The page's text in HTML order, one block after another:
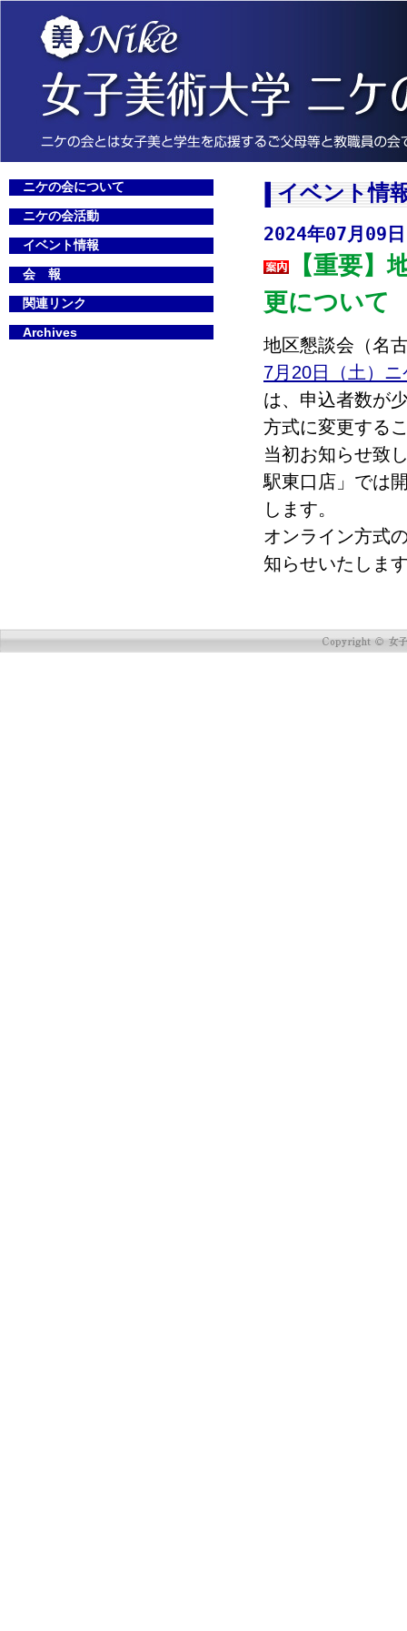
ニケの会について
ニケの会活動
イベント情報
会 報
関連リンク
Archives
イベント情
2024年07月09日
【重要】
更について
地区懇談会（名
7月20日（土）
は、申込者数が
方式に変更する
当初お知らせ致
駅東口店」では
します。
オンライン方式
知らせいたしま